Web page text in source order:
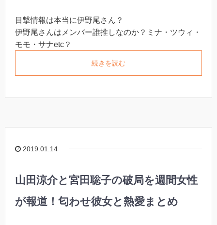
目撃情報は本当に伊野尾さん？
伊野尾さんはメンバー誰推しなのか？ミナ・ツウィ・
モモ・サナetc？
続きを読む
2019.01.14
山田涼介と宮田聡子の破局を週間女性
が報道！匂わせ彼女と熱愛まとめ